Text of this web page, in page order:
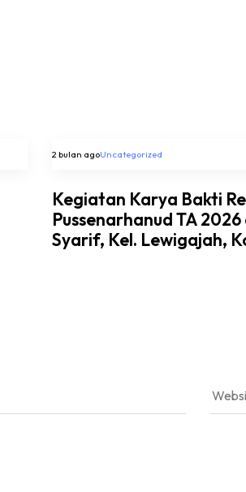
2 bulan agoUncategorized
Kegiatan Karya Bakti
Pussenarhanud TA
Syarif, Kel. Lewigajah,